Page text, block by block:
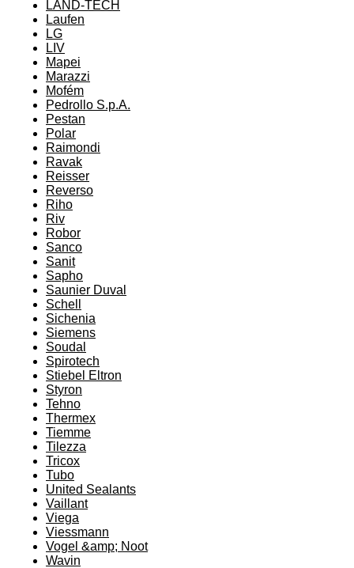
LAND-TECH
Laufen
LG
LIV
Mapei
Marazzi
Mofém
Pedrollo S.p.A.
Pestan
Polar
Raimondi
Ravak
Reisser
Reverso
Riho
Riv
Robor
Sanco
Sanit
Sapho
Saunier Duval
Schell
Sichenia
Siemens
Soudal
Spirotech
Stiebel Eltron
Styron
Tehno
Thermex
Tiemme
Tilezza
Tricox
Tubo
United Sealants
Vaillant
Viega
Viessmann
Vogel &amp; Noot
Wavin